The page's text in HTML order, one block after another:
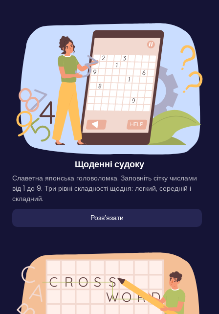
Щоденні судоку
Славетна японська головоломка. Заповніть сітку числами
від 1 до 9. Три рівні складності щодня: легкий, середній і
складний.
Розвʼязати